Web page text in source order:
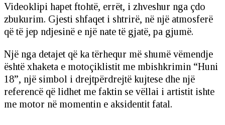
Videoklipi hapet ftohtë, errët, i zhveshur nga çdo
zbukurim. Gjesti shfaqet i shtrirë, në një atmosferë
që të jep ndjesinë e një nate të gjatë, pa gjumë.
Një nga detajet që ka tërhequr më shumë vëmendje
është xhaketa e motoçiklistit me mbishkrimin “Huni
18”, një simbol i drejtpërdrejtë kujtese dhe një
referencë që lidhet me faktin se vëllai i artistit ishte
me motor në momentin e aksidentit fatal.